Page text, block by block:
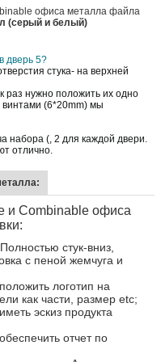
офиса металла файла
(серый и белый)
дверь 5?
стука- на верхней
раз нужно положить их одно
(6*20mm) мы
набора (, 2 для каждой двери.
отлично.
и Combinable офиса
стук-вниз,
с пеной жемчуга и
логотип на
как части, размер etc;
эскиз продукта
отчет по